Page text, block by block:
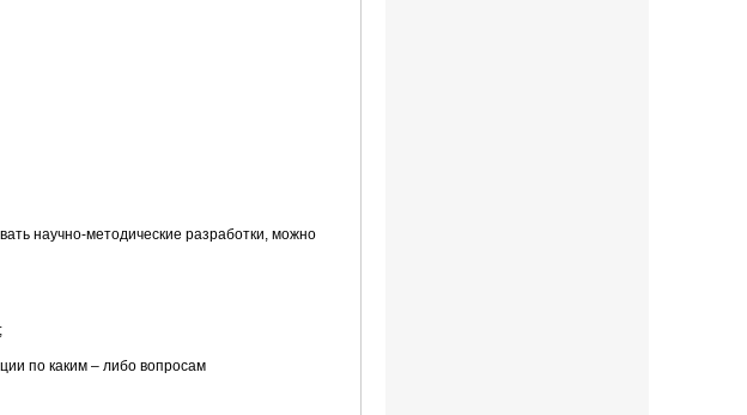
научно-методические разработки, можно
по каким – либо вопросам